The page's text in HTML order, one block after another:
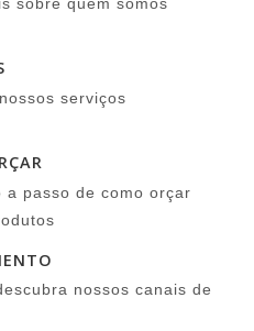
serviços
a passo de como orçar
nossos canais de